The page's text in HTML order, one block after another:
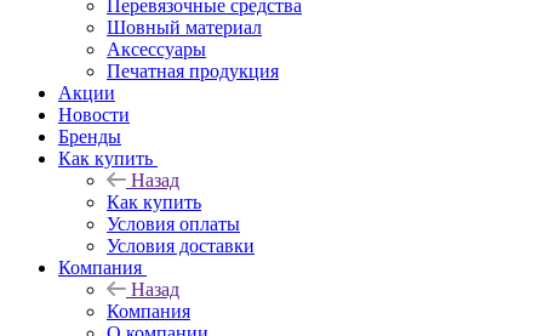
Перевязочные средства
Шовный материал
Аксессуары
Печатная продукция
Акции
Новости
Бренды
Как купить
Назад
Как купить
Условия оплаты
Условия доставки
Компания
Назад
Компания